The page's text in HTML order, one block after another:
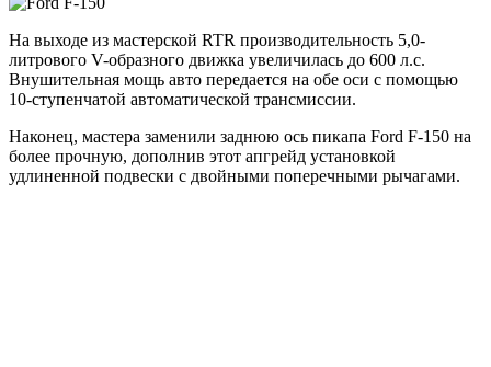
На выходе из мастерской RTR производительность 5,0-
литрового V-образного движка увеличилась до 600 л.с.
Внушительная мощь авто передается на обе оси с помощью
10-ступенчатой автоматической трансмиссии.
Наконец, мастера заменили заднюю ось пикапа Ford F-150 на
более прочную, дополнив этот апгрейд установкой
удлиненной подвески с двойными поперечными рычагами.